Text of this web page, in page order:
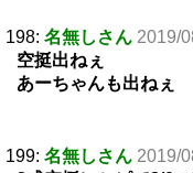
198: 名無しさん 2019/
空挺出ねぇ
あーちゃんも出ねぇ
199: 名無しさん 2019/